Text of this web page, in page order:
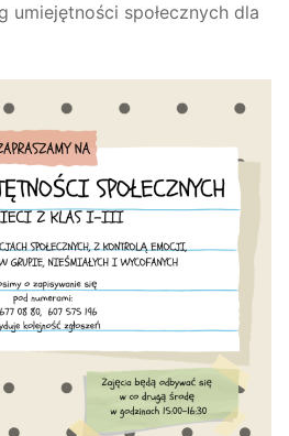
umiejętności społecznych dla